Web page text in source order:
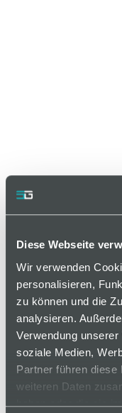
Diese Webseite
Wir verwenden
personalisieren,
zu können und die
analysieren.
Verwendung
soziale Medien,
Partner führen
weiteren Daten
haben oder die sie